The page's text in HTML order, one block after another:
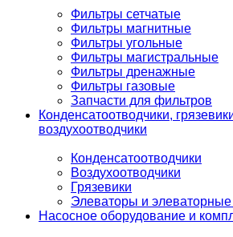
Фильтры сетчатые
Фильтры магнитные
Фильтры угольные
Фильтры магистральные
Фильтры дренажные
Фильтры газовые
Запчасти для фильтров
Конденсатоотводчики,
воздухоотводчики
Конденсатоотводчики
Воздухоотводчики
Грязевики
Элеваторы и элеваторные
Насосное оборудование и